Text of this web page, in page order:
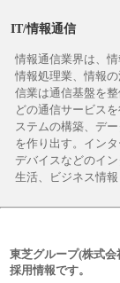
IT/情報通信
情報通信業界は、
情報処理業、情報
信業は通信基盤を
どの通信サービス
ステムの構築、デ
を作り出す。イン
デバイスなどのイ
生活、ビジネス情
東芝グループ(株式
採用情報です。